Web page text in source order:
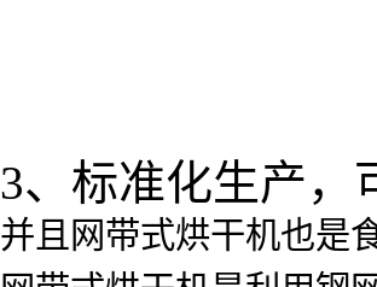
3、标准化生产，
并且网带式烘干机也是